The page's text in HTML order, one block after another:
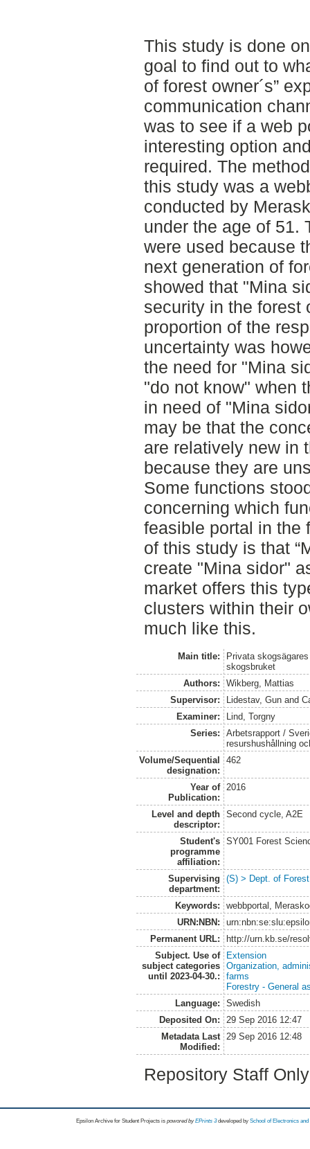
This study is done
goal to find out to
of forest owner´s”
communication
was to see if a web
interesting option
required. The
this study was a
conducted by
under the age of 51.
were used because
next generation of
showed that "Mina
security in the forest
proportion of the
uncertainty was
the need for "Mina
"do not know" when
in need of "Mina
may be that the
are relatively new in
because they are
Some functions
concerning which
feasible portal in the
of this study is that
create "Mina sidor"
market offers this
clusters within their
much like this.
Main title:
Privata
skogsbruket
Authors:
Wikberg, Mattias
Supervisor:
Lidestav, Gun and
Examiner:
Lind, Torgny
Series:
Arbetsrapport /
resurshushållning
Volume/Sequential
designation:
462
Year of
Publication:
2016
Level and depth
descriptor:
Second cycle, A2E
Student's
programme
affiliation:
SY001 Forest
Supervising
department:
(S) > Dept. of
Keywords:
webbportal,
URN:NBN:
Permanent URL:
http://urn.kb.se/
Subject. Use of
subject categories
until 2023-04-30.:
Extension
Organization,
farms
Forestry - General
Language:
Swedish
Deposited On:
29 Sep 2016 12:47
Metadata Last
Modified:
29 Sep 2016 12:48
Repository Staff
Epsilon Archive for Student Projects is powored byEPrints 3 developed by School of Electronics